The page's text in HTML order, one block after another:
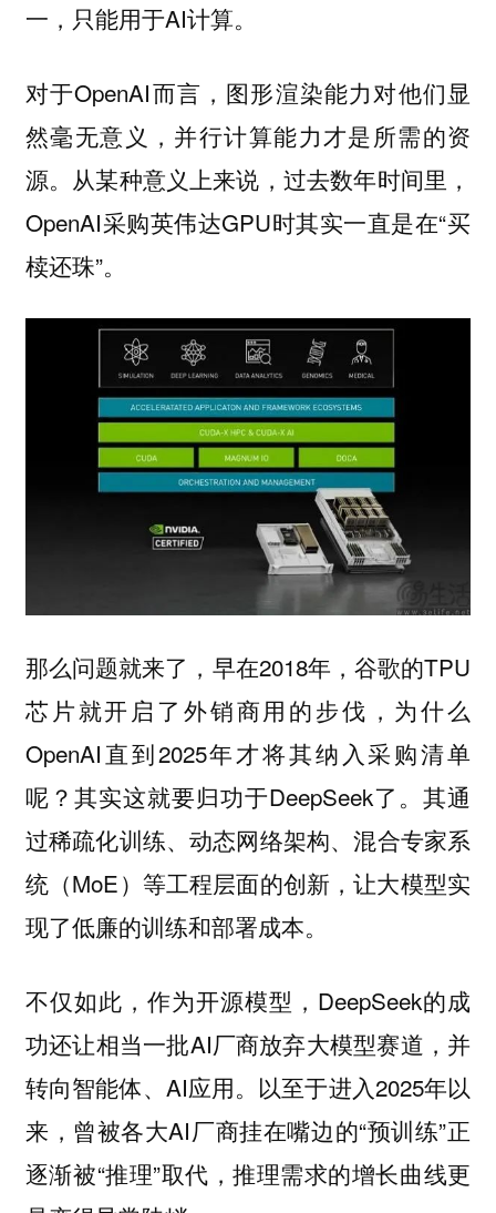
一，只能用于AI计算。
对于OpenAI而言，图形渲染能力对他们显
然毫无意义，并行计算能力才是所需的资
源。从某种意义上来说，过去数年时间里，
OpenAI采购英伟达GPU时其实一直是在“买
椟还珠”。
那么问题就来了，早在2018年，谷歌的TPU
芯片就开启了外销商用的步伐，为什么
OpenAI直到2025年才将其纳入采购清单
呢？其实这就要归功于DeepSeek了。其通
过稀疏化训练、动态网络架构、混合专家系
统（MoE）等工程层面的创新，让大模型实
现了低廉的训练和部署成本。
不仅如此，作为开源模型，DeepSeek的成
功还让相当一批AI厂商放弃大模型赛道，并
转向智能体、AI应用。以至于进入2025年以
来，曾被各大AI厂商挂在嘴边的“预训练”正
逐渐被“推理”取代，推理需求的增长曲线更